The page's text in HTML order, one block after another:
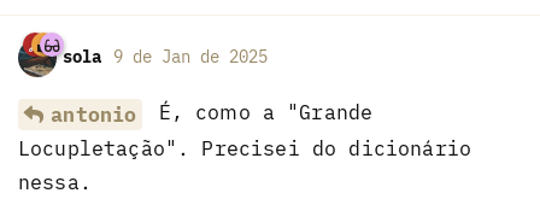
sola 9 de Jan de 2025
antonio
É, como a "Grande
Locupletação". Precisei do dicionário
nessa.